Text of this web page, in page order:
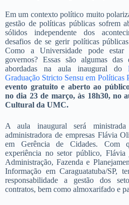
Em um contexto político muito
gestão de políticas públicas sofrem
sólidos independente dos
desafios de se gerir políticas
Como a Universidade pode
governos? Essas são algumas das
abordadas na aula inaugural do
Graduação Stricto Sensu em Políticas
evento gratuito e aberto ao
no dia 23 de março, às 18h30, no
Cultural da UMC.
A aula inaugural será
administradora de empresas Flávia
em Gerência de Cidades. Com
experiência no setor público,
Administração, Fazenda e
Informação em Caraguatatuba/SP,
responsabilidade a gestão dos
contratos, bem como almoxarifado e